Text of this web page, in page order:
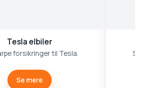
Tesla elbiler
forsikringer til Tesla.
Se mere